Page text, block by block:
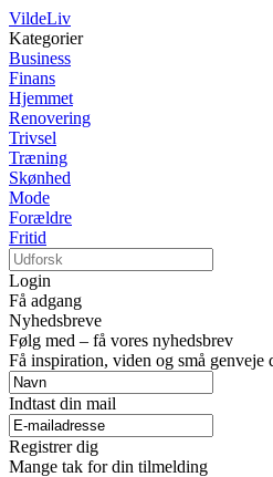
VildeLiv
Kategorier
Business
Finans
Hjemmet
Renovering
Trivsel
Træning
Skønhed
Mode
Forældre
Fritid
Login
Få adgang
Nyhedsbreve
Følg med – få vores nyhedsbrev
Få inspiration, viden og små genveje
Indtast din mail
Registrer dig
Mange tak for din tilmelding